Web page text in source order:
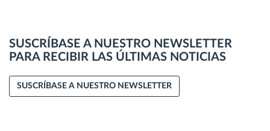
SUSCRÍBASE A NUESTRO NEWSLETTER
PARA RECIBIR LAS ÚLTIMAS NOTICIAS
SUSCRÍBASE A NUESTRO NEWSLETTER